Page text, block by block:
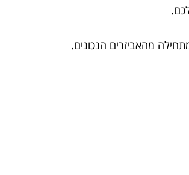
מהאביזרים הנכונים.